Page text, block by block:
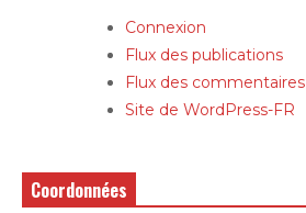
Connexion
Flux des publications
Flux des commentaires
Site de WordPress-FR
Coordonnées